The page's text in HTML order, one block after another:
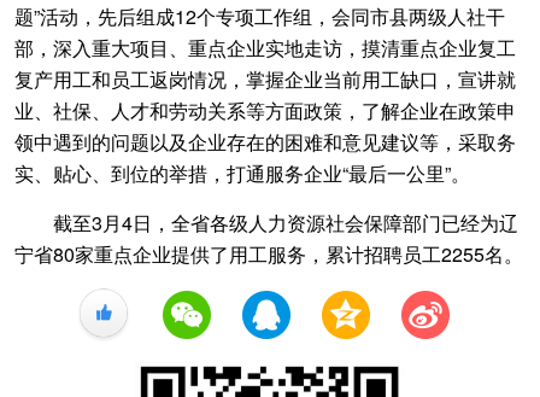
题”活动，先后组成12个专项工作组，会同市县两级人社干
部，深入重大项目、重点企业实地走访，摸清重点企业复工
复产用工和员工返岗情况，掌握企业当前用工缺口，宣讲就
业、社保、人才和劳动关系等方面政策，了解企业在政策申
领中遇到的问题以及企业存在的困难和意见建议等，采取务
实、贴心、到位的举措，打通服务企业“最后一公里”。
截至3月4日，全省各级人力资源社会保障部门已经为辽
宁省80家重点企业提供了用工服务，累计招聘员工2255名。
+1